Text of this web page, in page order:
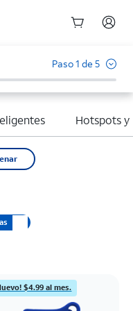
Paso 1 de 5
Hotspots y
$4.99 al mes.